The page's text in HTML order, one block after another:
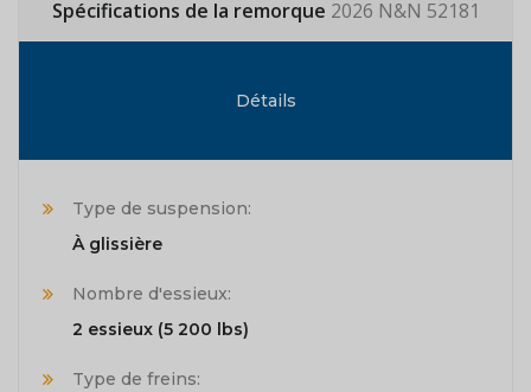
Spécifications de la remorque 2026 N&N 52181
Détails
Type de suspension:
À glissière
Nombre d'essieux:
2 essieux (5 200 lbs)
Type de freins: